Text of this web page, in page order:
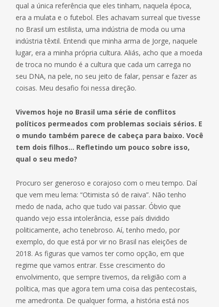
qual a única referência que eles tinham, naquela época,
era a mulata e o futebol. Eles achavam surreal que tivesse
no Brasil um estilista, uma indústria de moda ou uma
indústria têxtil. Entendi que minha arma de Jorge, naquele
lugar, era a minha própria cultura. Aliás, acho que a moeda
de troca no mundo é a cultura que cada um carrega no
seu DNA, na pele, no seu jeito de falar, pensar e fazer as
coisas. Meu desafio foi nessa direção.
Vivemos hoje no Brasil uma série de conflitos
políticos permeados com problemas sociais sérios. E
o mundo também parece de cabeça para baixo. Você
tem dois filhos… Refletindo um pouco sobre isso,
qual o seu medo?
Procuro ser generoso e corajoso com o meu tempo. Daí
que vem meu lema: “Otimista só de raiva”. Não tenho
medo de nada, acho que tudo vai passar. Óbvio que
quando vejo essa intolerância, esse país dividido
politicamente, acho tenebroso. Aí, tenho medo, por
exemplo, do que está por vir no Brasil nas eleições de
2018. As figuras que vamos ter como opção, em que
regime que vamos entrar. Esse crescimento do
envolvimento, que sempre tivemos, da religião com a
política, mas que agora tem uma coisa das pentecostais,
me amedronta. De qualquer forma, a história está nos